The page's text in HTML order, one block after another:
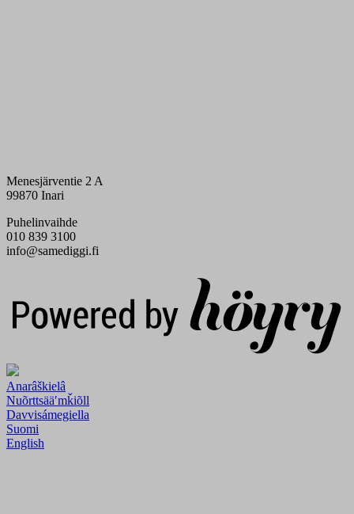
Menesjärventie 2 A
99870 Inari
Puhelinvaihde
010 839 3100
info@samediggi.fi
Anarâškielâ
Nuõrttsääʹmǩiõll
Davvisámegiella
Suomi
English